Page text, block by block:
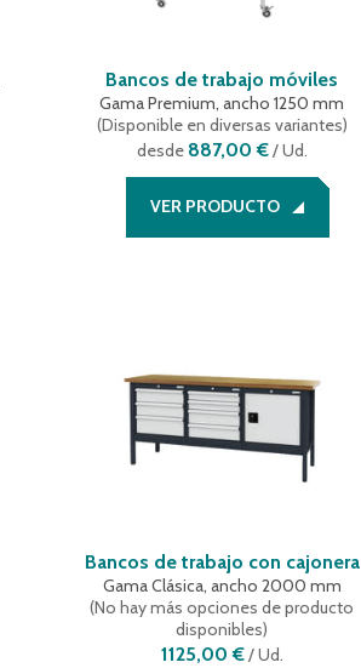
Bancos de trabajo móviles
Gama Premium, ancho 1250 mm
(Disponible en diversas variantes)
desde 887,00 €/ Ud.
VER PRODUCTO
Bancos de trabajo con cajonera
Gama Clásica, ancho 2000 mm
(No hay más opciones de producto
disponibles)
1125,00 €/Ud.